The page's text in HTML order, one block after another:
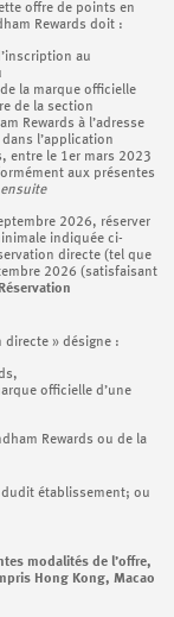
offre de points en
Rewards doit :
au
la marque officielle
de la section
Rewards à l’adresse
l’application
entre le 1er mars 2023
aux présentes
ensuite
2026, réserver
indiquée ci-
directe (tel que
2026 (satisfaisant
Réservation
directe » désigne :
officielle d’une
Rewards ou de la
établissement; ou
modalités de l’offre,
Hong Kong, Macao